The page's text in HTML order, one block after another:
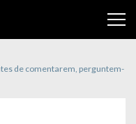
de comentarem, perguntem-